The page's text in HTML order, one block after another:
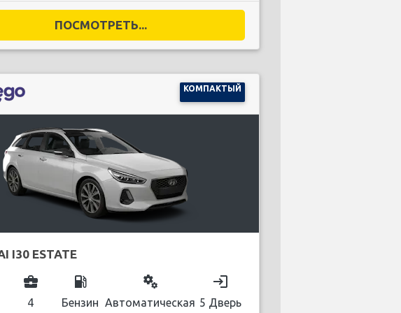
ПОСМОТРЕТЬ...
КОМПАКТЫЙ
I30 ESTATE
business_center
4
local_gas_station
Бензин
miscellaneous_services
Автоматическая
login
5 Дверь